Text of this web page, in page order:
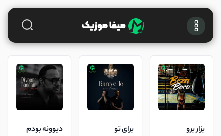
بزار برو برای تو دیوونه بودم